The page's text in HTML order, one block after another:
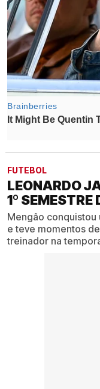
FUTEBOL
LEONARDO
1º SEMESTRE
Mengão conquistou
e teve momentos
treinador na